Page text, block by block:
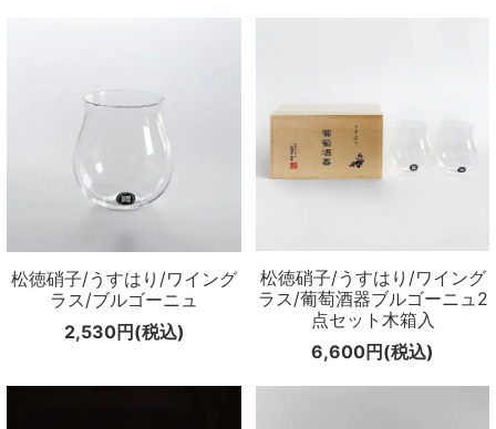
松徳硝子/うすはり/ワイング
ラス/ブルゴーニュ
2,530円(税込)
松徳硝子/うすはり/ワイング
ラス/葡萄酒器ブルゴーニュ2
点セット木箱入
6,600円(税込)